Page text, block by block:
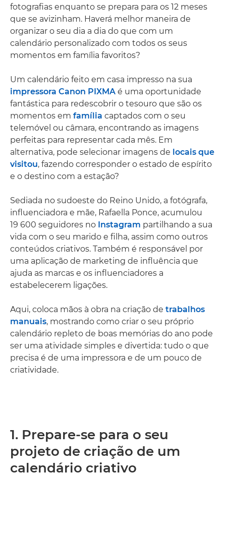
fotografias enquanto se prepara para os 12 meses
que se avizinham. Haverá melhor maneira de
organizar o seu dia a dia do que com um
calendário personalizado com todos os seus
momentos em família favoritos?
Um calendário feito em casa impresso na sua
impressora Canon PIXMA é uma oportunidade
fantástica para redescobrir o tesouro que são os
momentos em família captados com o seu
telemóvel ou câmara, encontrando as imagens
perfeitas para representar cada mês. Em
alternativa, pode selecionar imagens de locais que
visitou, fazendo corresponder o estado de espírito
e o destino com a estação?
Sediada no sudoeste do Reino Unido, a fotógrafa,
influenciadora e mãe, Rafaella Ponce, acumulou
19 600 seguidores no Instagram partilhando a sua
vida com o seu marido e filha, assim como outros
conteúdos criativos. Também é responsável por
uma aplicação de marketing de influência que
ajuda as marcas e os influenciadores a
estabelecerem ligações.
Aqui, coloca mãos à obra na criação de trabalhos
manuais, mostrando como criar o seu próprio
calendário repleto de boas memórias do ano pode
ser uma atividade simples e divertida: tudo o que
precisa é de uma impressora e de um pouco de
criatividade.
1. Prepare-se para o seu
projeto de criação de um
calendário criativo